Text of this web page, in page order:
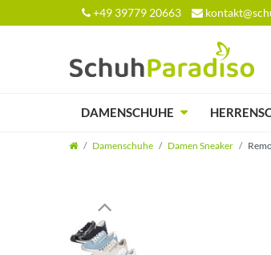
+49 39779 20663
DAMENSCHUHE
Damenschuhe Damen Sneaker